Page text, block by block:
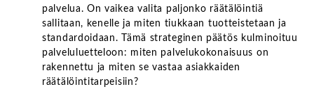
palvelua. On vaikea valita paljonko räätälöintiä
sallitaan, kenelle ja miten tiukkaan tuotteistetaan ja
standardoidaan. Tämä strateginen päätös kulminoituu
palveluluetteloon: miten palvelukokonaisuus on
rakennettu ja miten se vastaa asiakkaiden
räätälöintitarpeisiin?